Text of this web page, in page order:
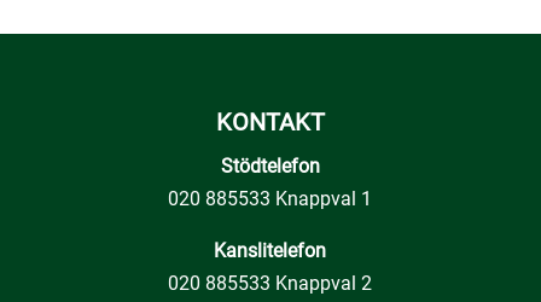
KONTAKT
Stödtelefon
020 885533 Knappval 1
Kanslitelefon
020 885533 Knappval 2